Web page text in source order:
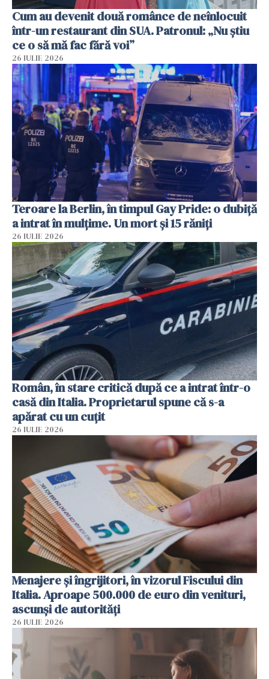
Cum au devenit două românce de neînlocuit
într-un restaurant din SUA. Patronul: „Nu știu
ce o să mă fac fără voi”
26 IULIE 2026
Teroare la Berlin, în timpul Gay Pride: o dubiță
a intrat în mulțime. Un mort și 15 răniți
26 IULIE 2026
Român, în stare critică după ce a intrat într-o
casă din Italia. Proprietarul spune că s-a
apărat cu un cuțit
26 IULIE 2026
Menajere și îngrijitori, în vizorul Fiscului din
Italia. Aproape 500.000 de euro din venituri,
ascunși de autorități
26 IULIE 2026